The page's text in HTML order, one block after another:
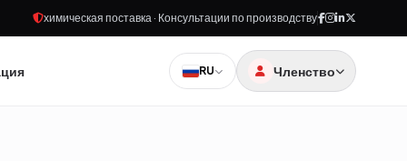
химическая поставка · Консультации по производству
RU Членство